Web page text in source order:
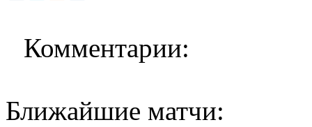
Комментарии:
Ближайшие матчи: